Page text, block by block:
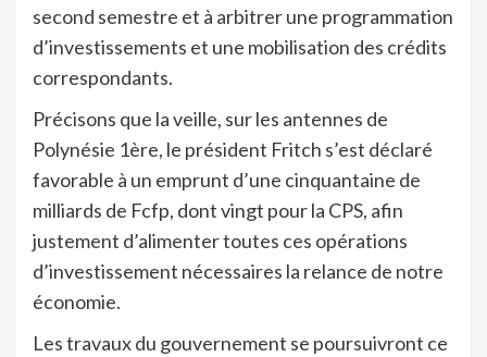
second semestre et à arbitrer une programmation
d’investissements et une mobilisation des crédits
correspondants.
Précisons que la veille, sur les antennes de
Polynésie 1ère, le président Fritch s’est déclaré
favorable à un emprunt d’une cinquantaine de
milliards de Fcfp, dont vingt pour la CPS, afin
justement d’alimenter toutes ces opérations
d’investissement nécessaires la relance de notre
économie.
Les travaux du gouvernement se poursuivront ce